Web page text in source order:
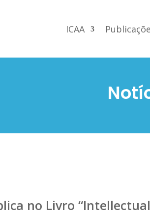
ICAA
no Livro